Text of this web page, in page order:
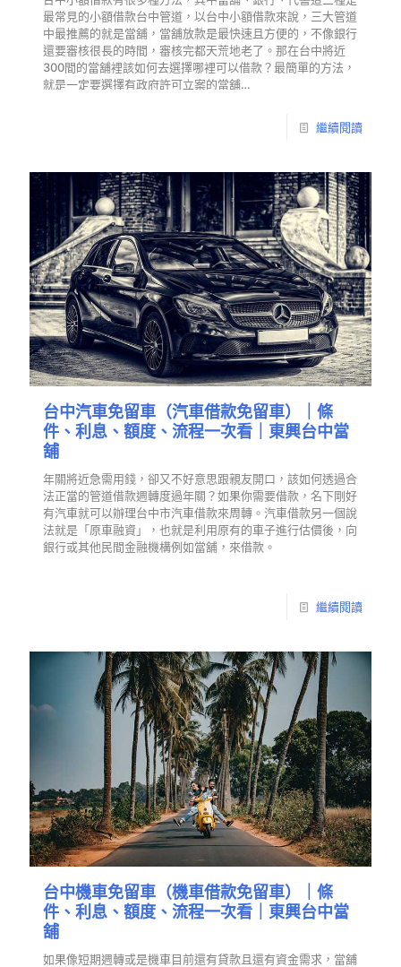
最常見的小額借款台中管道，以台中小額借款來說，三大管道
中最推薦的就是當舖，當舖放款是最快速且方便的，不像銀行
還要審核很長的時間，審核完都天荒地老了。那在台中將近
300間的當舖裡該如何去選擇哪裡可以借款？最簡單的方法，
就是一定要選擇有政府許可立案的當舖…
繼續閱讀
台中汽車免留車（汽車借款免留車）｜條
件、利息、額度、流程一次看｜東興台中當
舖
年關將近急需用錢，卻又不好意思跟親友開口，該如何透過合
法正當的管道借款週轉度過年關？如果你需要借款，名下剛好
有汽車就可以辦理台中市汽車借款來周轉。汽車借款另一個說
法就是「原車融資」，也就是利用原有的車子進行估價後，向
銀行或其他民間金融機構例如當舖，來借款。
繼續閱讀
台中機車免留車（機車借款免留車）｜條
件、利息、額度、流程一次看｜東興台中當
舖
如果像短期週轉或是機車目前還有貸款且還有資金需求，當舖